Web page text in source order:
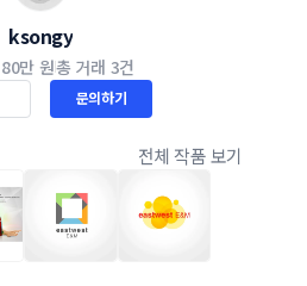
ksongy
80만 원총 거래 3건
문의하기
전체 작품 보기